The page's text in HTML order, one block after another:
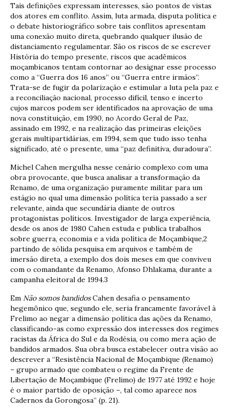
Tais definições expressam interesses, são pontos de vistas
dos atores em conflito. Assim, luta armada, disputa política e
o debate historiográfico sobre tais conflitos apresentam
uma conexão muito direta, quebrando qualquer ilusão de
distanciamento regulamentar. São os riscos de se escrever
História do tempo presente, riscos que acadêmicos
moçambicanos tentam contornar ao designar esse processo
como a “Guerra dos 16 anos” ou “Guerra entre irmãos”.
Trata-se de fugir da polarização e estimular a luta pela paz e
a reconciliação nacional, processo difícil, tenso e incerto
cujos marcos podem ser identificados na aprovação de uma
nova constituição, em 1990, no Acordo Geral de Paz,
assinado em 1992, e na realização das primeiras eleições
gerais multipartidárias, em 1994, sem que tudo isso tenha
significado, até o presente, uma “paz definitiva, duradoura”.
Michel Cahen mergulha nesse cenário complexo com uma
obra provocante, que busca analisar a transformação da
Renamo, de uma organização puramente militar para um
estágio no qual uma dimensão política teria passado a ser
relevante, ainda que secundária diante de outros
protagonistas políticos. Investigador de larga experiência,
desde os anos de 1980 Cahen estuda e publica trabalhos
sobre guerra, economia e a vida política de Moçambique,2
partindo de sólida pesquisa em arquivos e também de
imersão direta, a exemplo dos dois meses em que conviveu
com o comandante da Renamo, Afonso Dhlakama, durante a
campanha eleitoral de 1994.3
Em Não somos bandidosCahen desafia o pensamento
hegemônico que, segundo ele, seria francamente favorável à
Frelimo ao negar a dimensão política das ações da Renamo,
classificando-as como expressão dos interesses dos regimes
racistas da África do Sul e da Rodésia, ou como mera ação de
bandidos armados. Sua obra busca estabelecer outra visão ao
descrever a “Resistência Nacional de Moçambique (Renamo)
– grupo armado que combateu o regime da Frente de
Libertação de Moçambique (Frelimo) de 1977 até 1992 e hoje
é o maior partido de oposição –, tal como aparece nos
Cadernos da Gorongosa” (p. 21).